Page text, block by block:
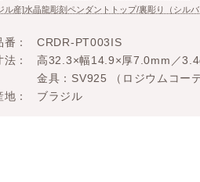
ル産]水晶龍彫刻ペンダントトップ/裏彫り（シルバ
番
CRDR-PT003IS
法
高32.3×幅14.9×厚7.0mm／
金具：SV925 （ロジウムコー
地
ブラジル